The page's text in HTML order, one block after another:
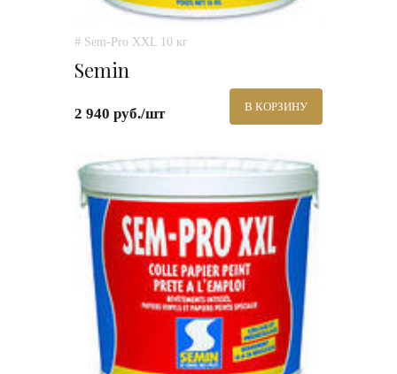
# Sem-Pro XXL 10 кг
Semin
2 940 руб./шт В КОРЗИНУ